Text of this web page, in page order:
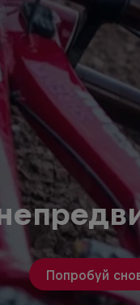
Попробуй